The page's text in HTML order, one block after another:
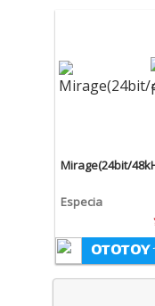
Mirage(24bit/
Especia